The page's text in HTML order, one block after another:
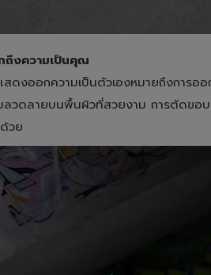
งความเป็นคุณ
สดงออกความเป็นตัวเองหมายถึงการอ
ลวดลายบนพื้นผิวที่สวยงาม การตัดขอ
วย